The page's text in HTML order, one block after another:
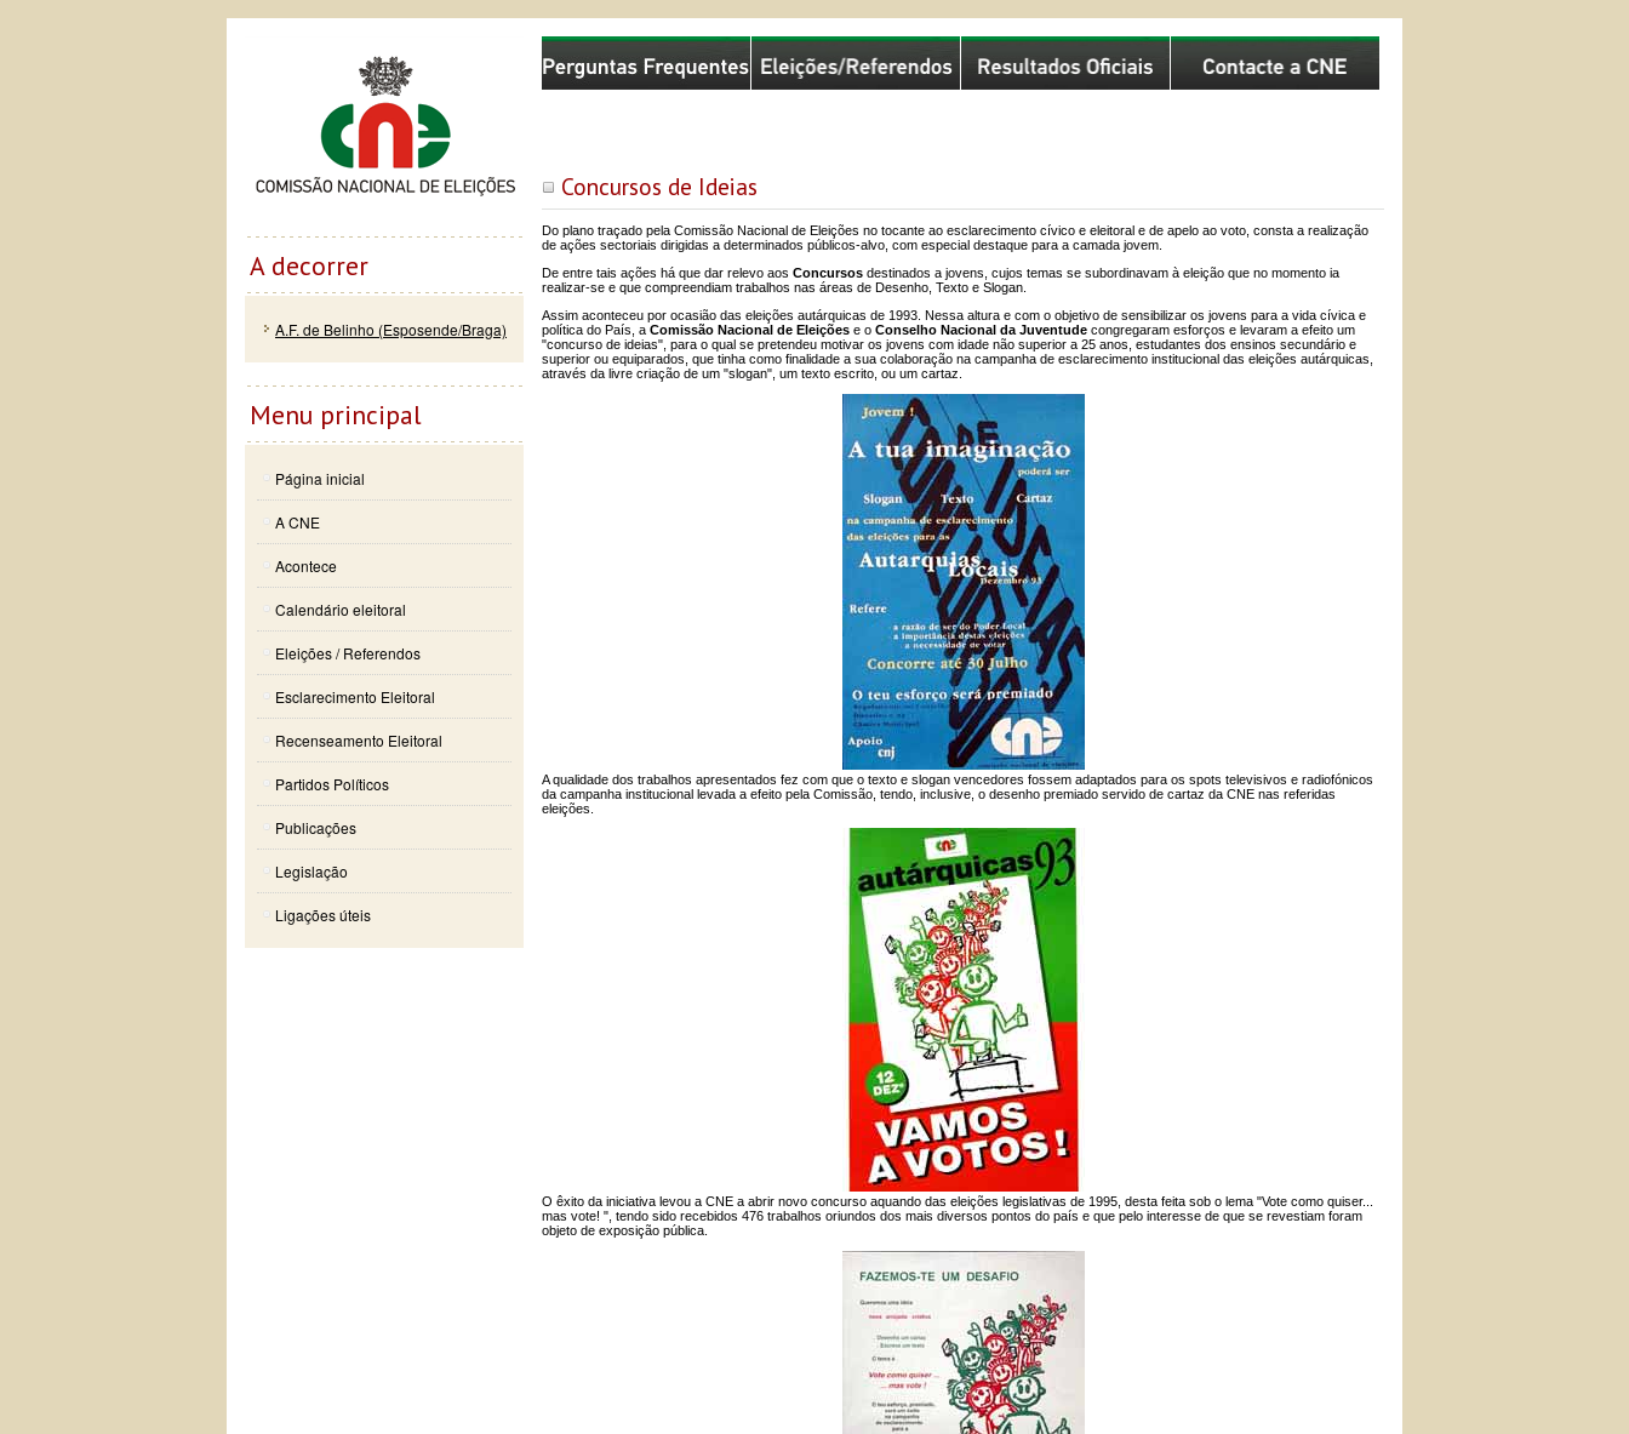
Concursos de Ideias
Do plano traçado pela Comissão Nacional de Eleições no tocante ao esclarecimento cívico e eleitoral e de apelo ao voto, consta a realização
de ações sectoriais dirigidas a determinados públicos-alvo, com especial destaque para a camada jovem.
De entre tais ações há que dar relevo aos Concursos destinados a jovens, cujos temas se subordinavam à eleição que no momento ia
realizar-se e que compreendiam trabalhos nas áreas de Desenho, Texto e Slogan.
Assim aconteceu por ocasião das eleições autárquicas de 1993. Nessa altura e com o objetivo de sensibilizar os jovens para a vida cívica e
política do País, a Comissão Nacional de Eleições e o Conselho Nacional da Juventude congregaram esforços e levaram a efeito um
"concurso de ideias", para o qual se pretendeu motivar os jovens com idade não superior a 25 anos, estudantes dos ensinos secundário e
superior ou equiparados, que tinha como finalidade a sua colaboração na campanha de esclarecimento institucional das eleições autárquicas,
através da livre criação de um "slogan", um texto escrito, ou um cartaz.
A qualidade dos trabalhos apresentados fez com que o texto e slogan vencedores fossem adaptados para os spots televisivos e radiofónicos
da campanha institucional levada a efeito pela Comissão, tendo, inclusive, o desenho premiado servido de cartaz da CNE nas referidas
eleições.
O êxito da iniciativa levou a CNE a abrir novo concurso aquando das eleições legislativas de 1995, desta feita sob o lema "Vote como quiser...
mas vote! ", tendo sido recebidos 476 trabalhos oriundos dos mais diversos pontos do país e que pelo interesse de que se revestiam foram
objeto de exposição pública.
Comissão Nacional de Eleições
A decorrer
A.F. de Belinho (Esposende/Braga)
Menu principal
Página inicial
A CNE
Acontece
Calendário eleitoral
Eleições / Referendos
Esclarecimento Eleitoral
Recenseamento Eleitoral
Partidos Políticos
Publicações
Legislação
Ligações úteis